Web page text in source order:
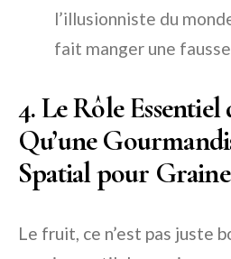
l’illusionniste du
fait manger une
4. Le Rôle
Qu’une
Spatial pour
Le fruit, ce n’est pas juste